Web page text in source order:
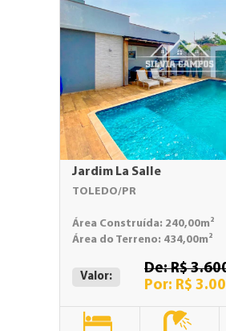
Jardim La Salle
TOLEDO/PR
Área Construída: 240,00m²
Área do Terreno: 434,00m²
Valor:
De: R$
Por: R$